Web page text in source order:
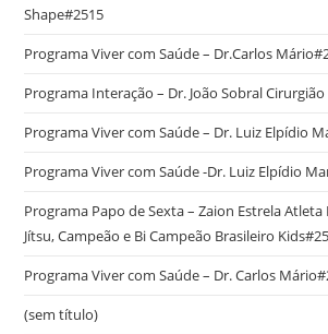
Shape#2515
Programa Viver com Saúde – Dr.Carlos
Programa Interação – Dr. João Sobral
Programa Viver com Saúde – Dr. Luiz Elpídio
Programa Viver com Saúde -Dr. Luiz Elpídio
Programa Papo de Sexta – Zaion Estrela Atleta
Jítsu, Campeão e Bi Campeão Brasileiro
Programa Viver com Saúde – Dr. Carlos
(sem título)